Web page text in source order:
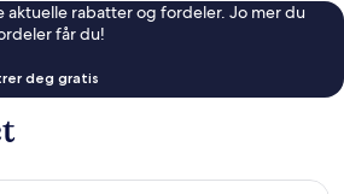
aktuelle rabatter og fordeler. Jo mer du
får du!
deg gratis